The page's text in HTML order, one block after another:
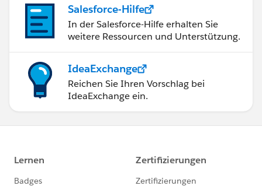
Salesforce-Hilfe
In der Salesforce-Hilfe erhalten Sie
weitere Ressourcen und Unterstützung.
IdeaExchange
Reichen Sie Ihren Vorschlag bei
IdeaExchange ein.